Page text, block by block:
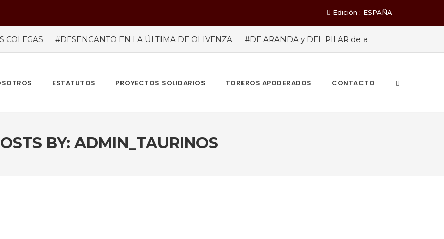
Edición : ESPAÑA
COLEGAS #DESENCANTO EN LA ÚLTIMA DE OLIVENZA
#DE ARANDA y DEL PILAR de a
ACTUARIA EN FESTIVAL
ESTATUTOS PROYECTOS SOLIDARIOS TOREROS APODERADOS CONTACTO
BY: ADMIN_TAURINOS